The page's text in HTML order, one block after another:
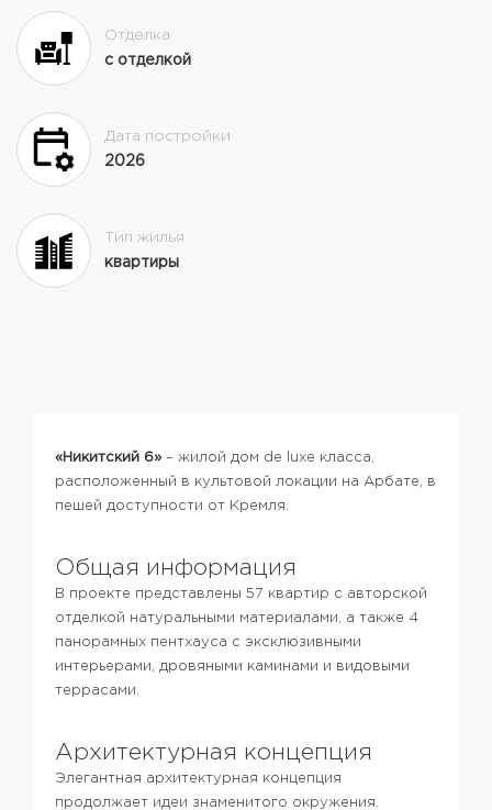
Отделка
с отделкой
Дата постройки
2026
Тип жилья
квартиры
«Никитский 6» – жилой дом de luxe класса,
расположенный в культовой локации на Арбате, в
пешей доступности от Кремля.
Общая информация
В проекте представлены 57 квартир с авторской
отделкой натуральными материалами, а также 4
панорамных пентхауса с эксклюзивными
интерьерами, дровяными каминами и видовыми
террасами.
Архитектурная концепция
Элегантная архитектурная концепция
продолжает идеи знаменитого окружения.